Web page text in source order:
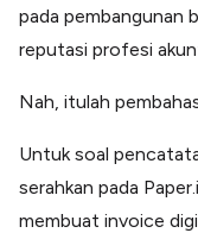
pada pembangunan
reputasi profesi
Nah, itulah
Untuk soal
serahkan pada
membuat invoice